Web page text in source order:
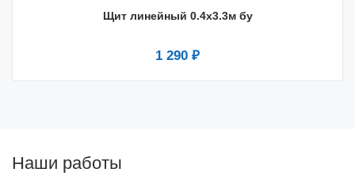
Щит линейный 0.4x3.3м бу
1 290 ₽
Наши работы